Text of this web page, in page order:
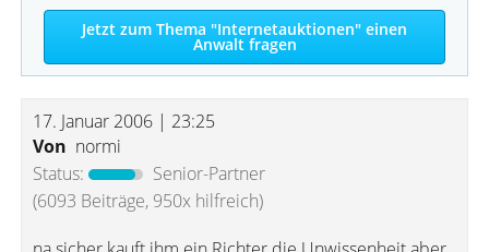
Jetzt zum Thema "Internetauktionen" einen
Anwalt fragen
17. Januar 2006 | 23:25
Von normi
Status:
Senior-Partner
(6093 Beiträge, 950x hilfreich)